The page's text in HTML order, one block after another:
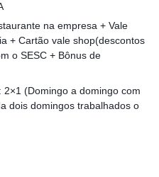
na empresa + Vale
+ Cartão vale shop(descontos
o SESC + Bônus de
(Domingo a domingo com
dois domingos trabalhados o